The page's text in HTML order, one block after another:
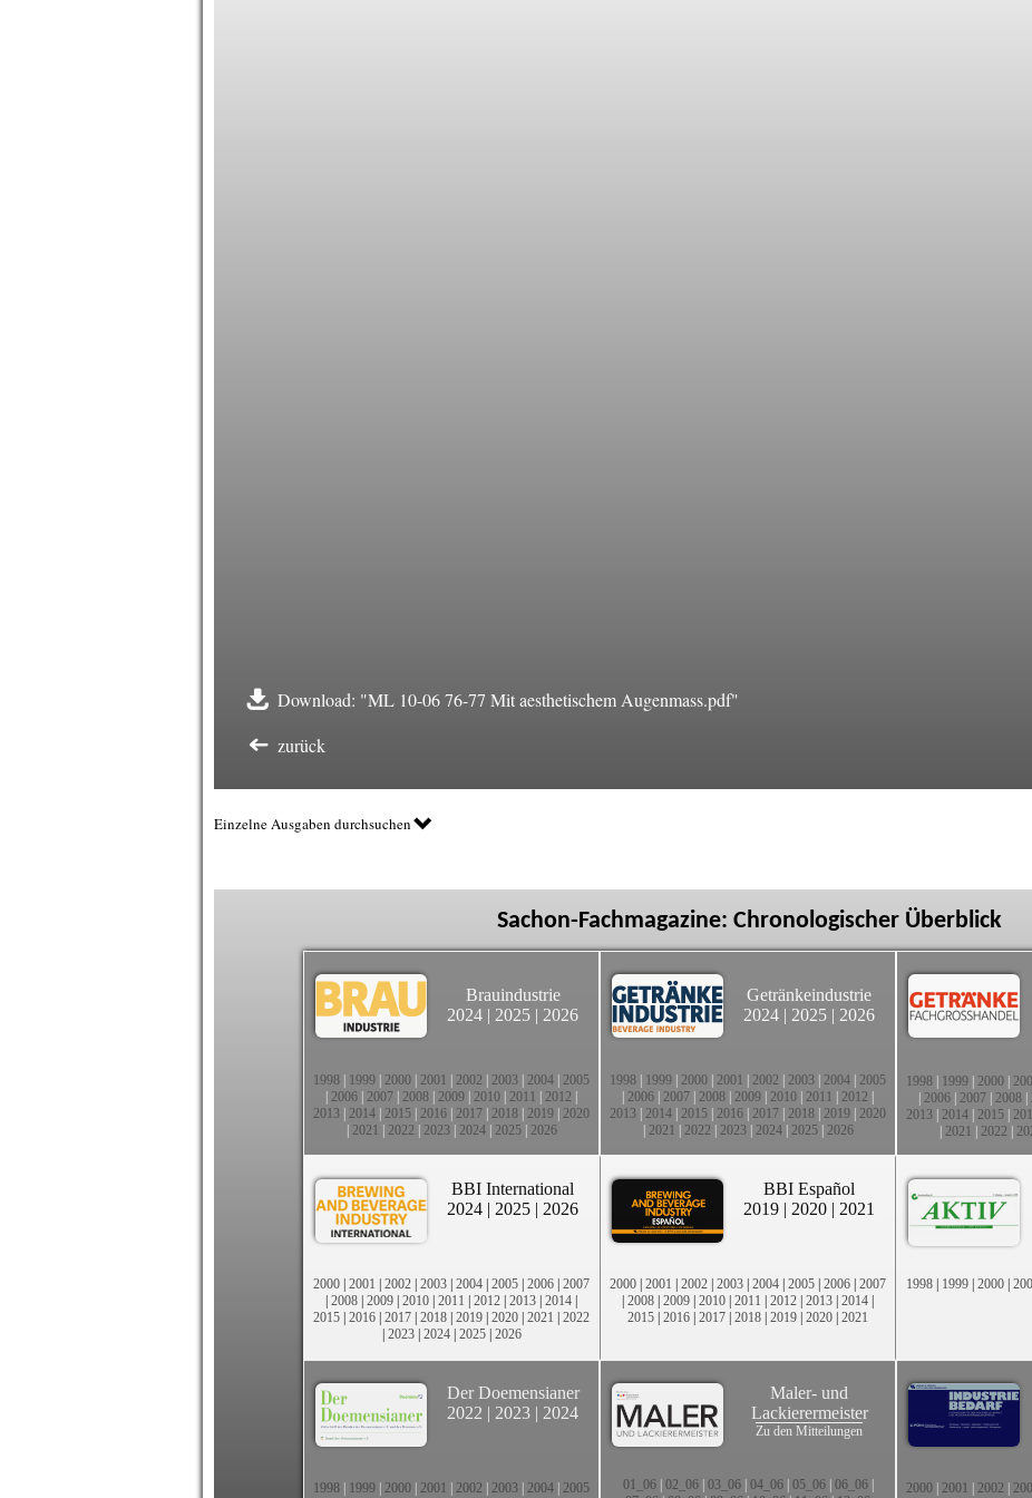
Download: "ML 10-06 76-77 Mit aesthetischem Augenmass.pdf"
zurück
Einzelne Ausgaben durchsuchen
Sachon-Fachmagazine: Chronologischer Überblick
Brauindustrie
2024 | 2025 | 2026
1998 1999 2000 2001 2002 2003 2004 2005
2006 2007 2008 2009 2010 2011 2012
2013 2014 2015 2016 2017 2018 2019 2020
2021 2022 2023| 2024| 2025| 2026
Getränkeindustrie
2024 | 2025 | 2026
1998 1999 2000 2001 2002 2003 2004 2005
2006 2007 2008 2009 2010 2011 2012
2013 2014 2015 2016 2017 2018 2019 2020
2021 2022 2023| 2024| 2025| 2026
1998 1999 2000
2006 2007 2008
2013 2014 2015
2021 2022
BBI International
2024 | 2025 | 2026
2000 | 2001 | 2002 | 2003 | 2004 | 2005 | 2006 | 2007
| 2008 | 2009 | 2010 | 2011 | 2012 | 2013 | 2014 |
2015 | 2016 | 2017 | 2018 | 2019 | 2020 | 2021 | 2022
| 2023| 2024| 2025| 2026
BBI Español
2019 | 2020 | 2021
2000 | 2001 | 2002 | 2003 | 2004 | 2005 | 2006 | 2007
| 2008 | 2009 | 2010 | 2011 | 2012 | 2013 | 2014 |
2015 | 2016 | 2017 | 2018 | 2019 | 2020 | 2021
1998 | 1999 | 2000 |
Der Doemensianer
2022 | 2023 | 2024
1998 1999 2000 2001 2002 2003 2004 2005
Maler- und
Lackierermeister
Zu den Mitteilungen
01_06| 02_06| 03_06| 04_06| 05_06| 06_06|
2000 2001 2002